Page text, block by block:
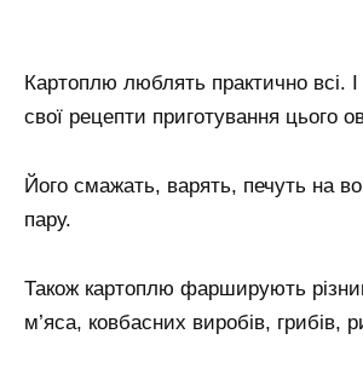
Картоплю люблять практично всі. І
свої рецепти приготування цього
Його смажать, варять, печуть на
пару.
Також картоплю фарширують
м’яса, ковбасних виробів, грибів,